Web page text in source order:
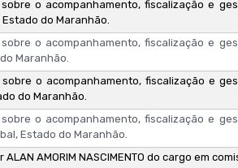
o acompanhamento, fiscalização e
do Maranhão.
o acompanhamento, fiscalização e
Maranhão.
sobre o acompanhamento, fiscalização e
do Maranhão.
o acompanhamento, fiscalização e
Estado do Maranhão.
ALAN AMORIM NASCIMENTO do cargo em